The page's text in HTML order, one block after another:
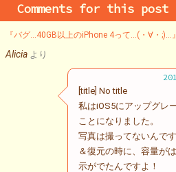
Comments for this post
『バグ…40GB以上のiPhone 4って…(・∀・;)…
Alicia より
[title] No title
私はiOS5にアップグレ
ことになりました。
写真は撮ってないんで
＆復元の時に、容量が
示がでたんですよ！